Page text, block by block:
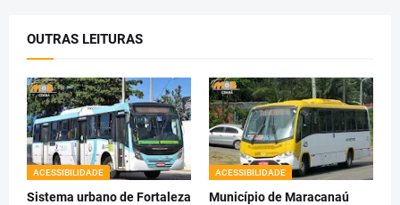
OUTRAS LEITURAS
ACESSIBILIDADE
Sistema urbano de Fortaleza
ACESSIBILIDADE
Município de Maracanaú